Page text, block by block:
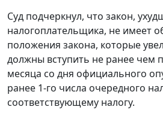
Суд подчеркнул, что закон,
налогоплательщика, не имеет
положения закона, которые
должны вступить не ранее чем
месяца со дня официального
ранее 1-го числа очередного
соответствующему налогу.